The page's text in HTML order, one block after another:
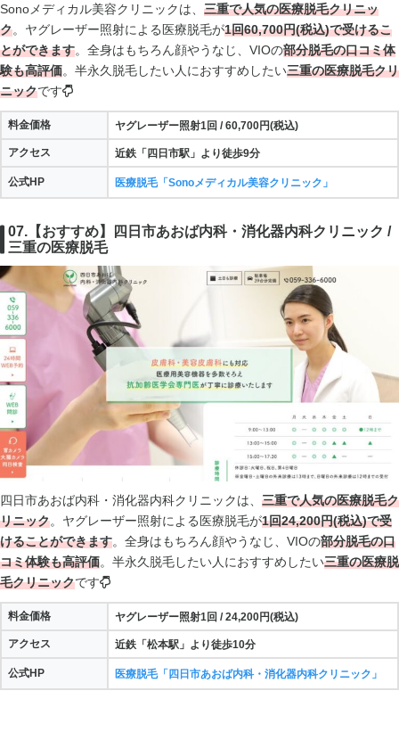
Sonoメディカル美容クリニックは、 三重で人気の医療脱毛クリニッ
ク。ヤグレーザー照射による医療脱毛が1回60,700円(税込)で受けるこ
とができます。全身はもちろん顔やうなじ、VIOの部分脱毛の口コミ体
験も高評価。半永久脱毛したい人におすすめしたい三重の医療脱毛クリ
ニックです
料金価格 ヤグレーザー照射1回 / 60,700円(税込)
アクセス 近鉄「四日市駅」より徒歩9分
公式HP 医療脱毛「Sonoメディカル美容クリニック」
07.【おすすめ】四日市あおば内科・消化器内科クリニック /
三重の医療脱毛
四日市あおば内科・消化器内科クリニックは、 三重で人気の医療脱毛ク
リニック。ヤグレーザー照射による医療脱毛が1回24,200円(税込)で受
けることができます。全身はもちろん顔やうなじ、VIOの部分脱毛の口
コミ体験も高評価。半永久脱毛したい人におすすめしたい三重の医療脱
毛クリニックです
料金価格 ヤグレーザー照射1回 / 24,200円(税込)
アクセス 近鉄「松本駅」より徒歩10分
公式HP 医療脱毛「四日市あおば内科・消化器内科クリニック」